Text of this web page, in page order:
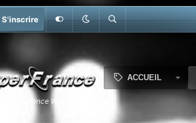
S'inscrire
ACCUEIL